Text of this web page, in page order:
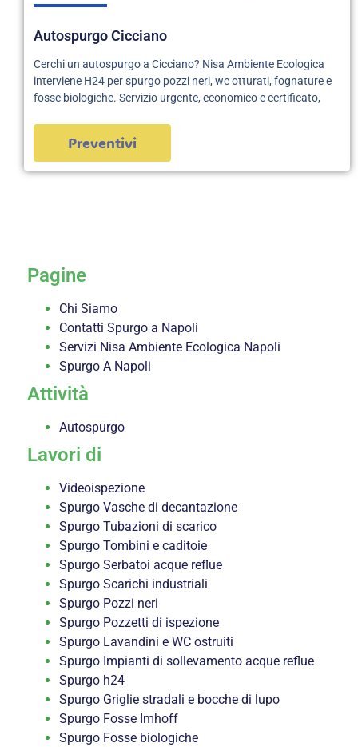
Autospurgo Cicciano
Cerchi un autospurgo a Cicciano? Nisa Ambiente Ecologica
interviene H24 per spurgo pozzi neri, wc otturati, fognature e
fosse biologiche. Servizio urgente, economico e certificato,
Preventivi
Pagine
Chi Siamo
Contatti Spurgo a Napoli
Servizi Nisa Ambiente Ecologica Napoli
Spurgo A Napoli
Attività
Autospurgo
Lavori di
Videoispezione
Spurgo Vasche di decantazione
Spurgo Tubazioni di scarico
Spurgo Tombini e caditoie
Spurgo Serbatoi acque reflue
Spurgo Scarichi industriali
Spurgo Pozzi neri
Spurgo Pozzetti di ispezione
Spurgo Lavandini e WC ostruiti
Spurgo Impianti di sollevamento acque reflue
Spurgo h24
Spurgo Griglie stradali e bocche di lupo
Spurgo Fosse Imhoff
Spurgo Fosse biologiche